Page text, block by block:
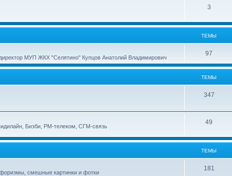
3
ТЕМЫ
МУП ЖКХ "Селятино" Купцов Анатолий Владимирович
97
ТЕМЫ
347
Бизби, РМ-телеком, СГМ-связь
49
ТЕМЫ
смешные картинки и фотки
181